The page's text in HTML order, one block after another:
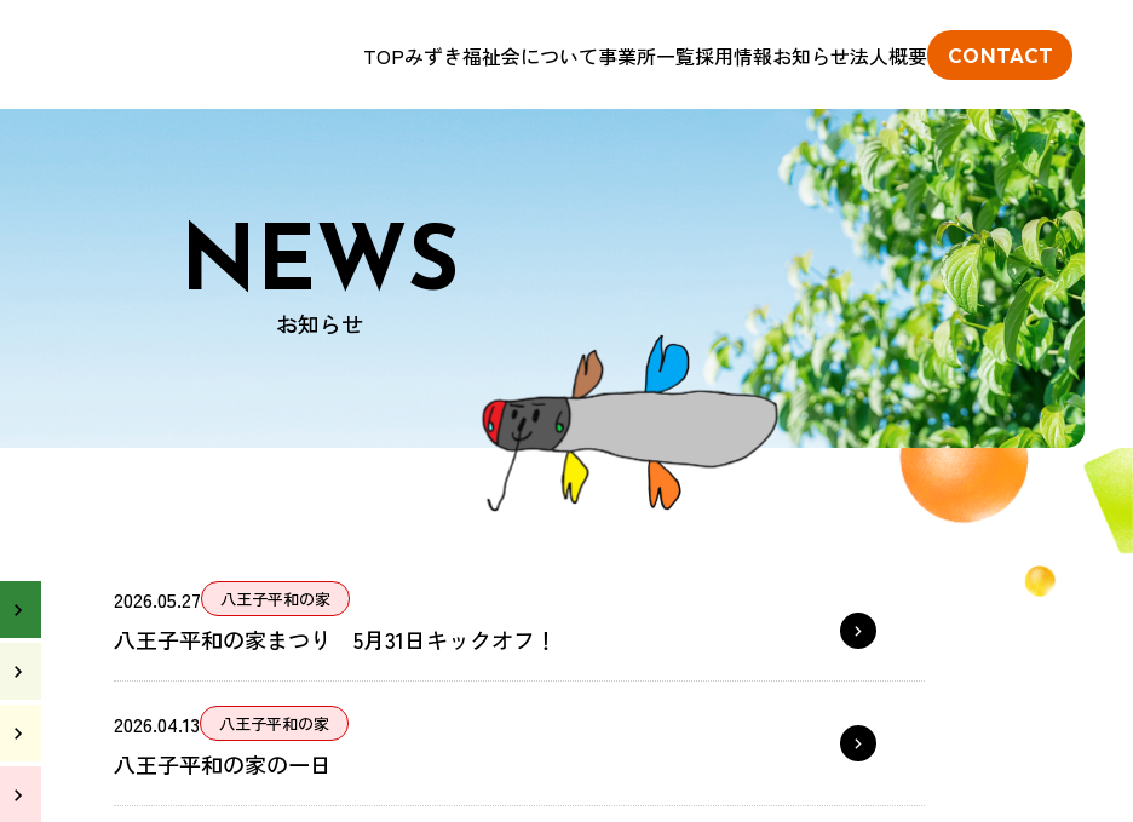
TOPみずき福祉会について事業所一覧採用情報お知らせ法人概要 CONTACT
NEWS
お知らせ
2026.05.27 八王子平和の家
八王子平和の家まつり 5月31日キックオフ！
2026.04.13 八王子平和の家
八王子平和の家の一日